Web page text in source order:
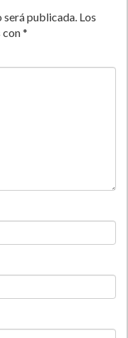
publicada. Los
con*